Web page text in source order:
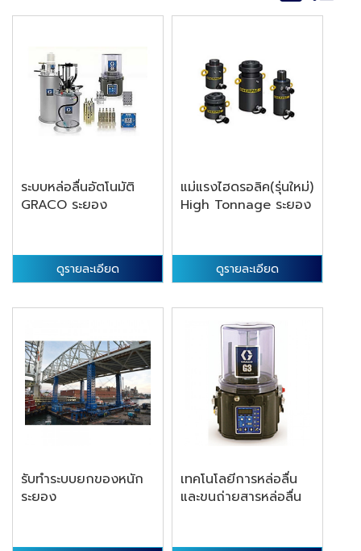
ระบบหล่อลื่นอัตโนมัติ
GRACO ระยอง
ดูรายละเอียด
แม่แรงไฮดรอลิค(รุ่นใหม่)
High Tonnage ระยอง
ดูรายละเอียด
รับทำระบบยกของหนัก
ระยอง
เทคโนโลยีการหล่อลื่น
และขนถ่ายสารหล่อลื่น